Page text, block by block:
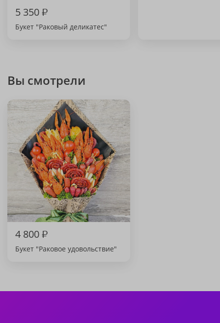
5 350₽
Букет "Раковый деликатес"
Вы смотрели
4 800₽
Букет "Раковое удовольствие"